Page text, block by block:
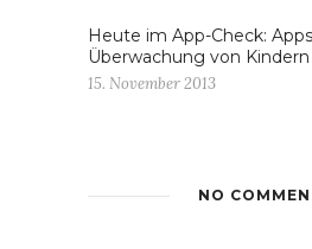
Heute im App-Check:
Überwachung von Kindern
15. November 2013
NO